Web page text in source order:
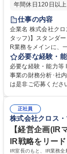
年間休日120日以上
仕事の内容
企業名 株式会社クロス・マー
タッフ)】スタンダード上
R業務をメインに、
るグループにおいて
化が求められている中
翼を担っていただけ
家･アナリストミー
の主体的関与■広報
務■その他グループ経営戦略に関す
フ)】スタンダード
必要な経験・
必要な経験・能力等
事業の財務分析･社
は是非ご応募くださ
迎】・IPO準備や上
料作成、メールを中
における様々な葛
ームメンバーと一緒に
資格 学歴：大学院
正社員
株式会社クロス
【経営企画(IR
IR戦略をリー
IR室長のもと、IR業務